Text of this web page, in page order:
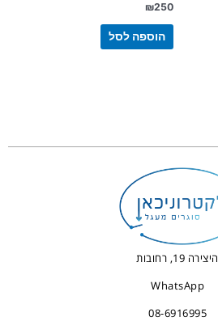
₪250
הוספה לסל
היצירה 19, רחובות
WhatsApp
08-6916995